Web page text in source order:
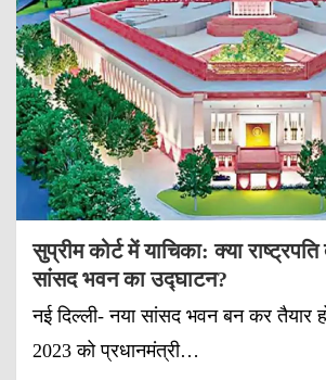
सुप्रीम कोर्ट में याचिका: क्या राष्ट्रपति
सांसद भवन का उद्घाटन?
नई दिल्ली- नया सांसद भवन बन कर तैयार
2023 को प्रधानमंत्री…